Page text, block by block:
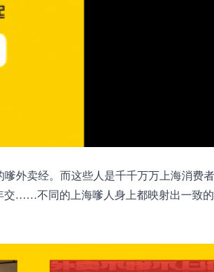
外卖经。而这些人是千千万万上海消费
交……不同的上海嗲人身上都映射出一致